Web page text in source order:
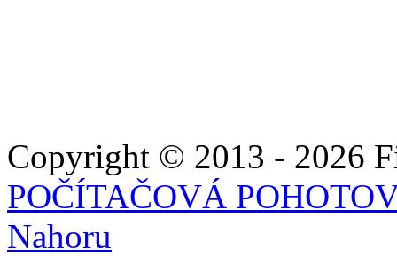
Copyright © 2013 - 2026
POČÍTAČOVÁ
Nahoru